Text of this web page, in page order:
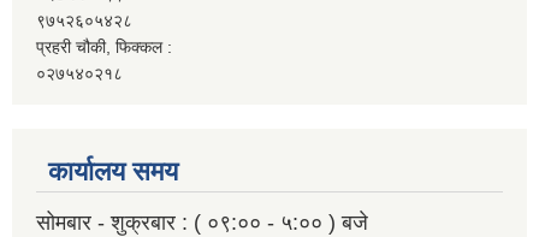
९७५२६०५४२८
प्रहरी चौकी, फिक्कल :
०२७५४०२१८
कार्यालय समय
सोमबार - शुक्रबार : ( ०९:०० - ५:०० ) बजे